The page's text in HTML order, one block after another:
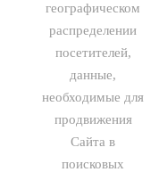
географическом
распределении
посетителей,
данные,
необходимые для
продвижения
Сайта в
поисковых